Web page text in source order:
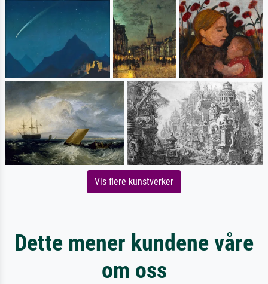
Vis flere kunstverker
Dette mener kundene våre
om oss